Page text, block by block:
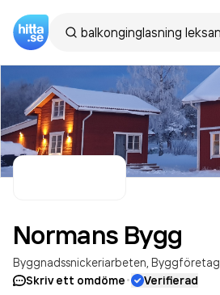
Normans Bygg
Byggnadssnickeriarbeten Byggföretag
Skriv ett omdöme· Verifierad